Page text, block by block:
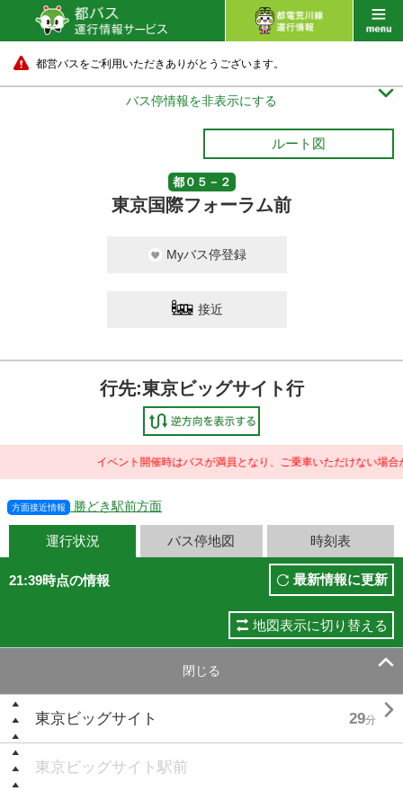
都営バスをご利用いただきありがとうございます。
バス停情報を非表示にする 
ルート図
都０５－２
東京国際フォーラム前
Myバス停登録
接近
行先:東京ビッグサイト行
イベント開催時はバスが満員となり、ご乗車いただけない場合
方面接近情報 勝どき駅前方面
運行状況 バス停地図 時刻表
21:39時点の情報 最新情報に更新
地図表示に切り替える
閉じる 
東京ビッグサイト 29分 
東京ビッグサイト駅前